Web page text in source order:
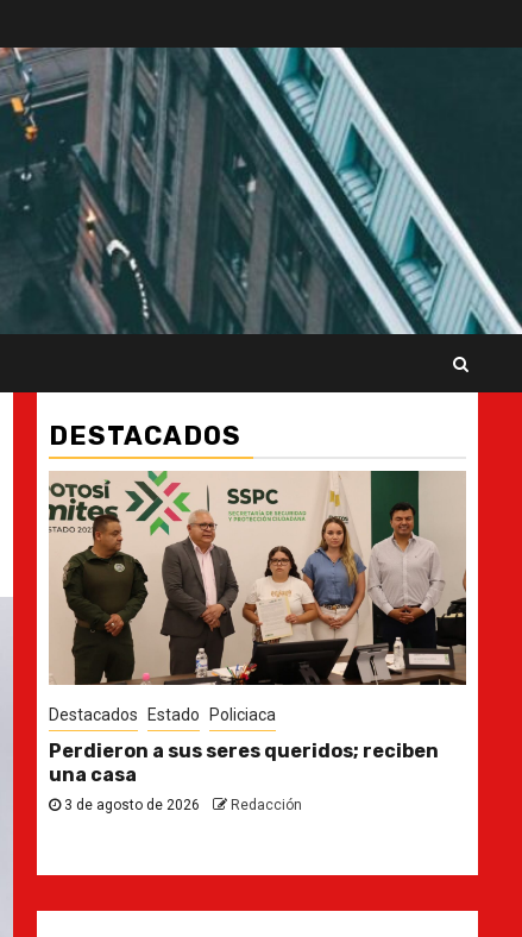
DESTACADOS
Destacados Estado Policiaca
Perdieron a sus seres queridos; reciben
una casa
3 de agosto de 2026 Redacción
Ya casi,